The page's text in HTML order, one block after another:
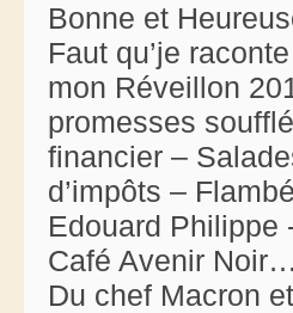
Bonne et
Faut qu’je
mon Réveillon
promesses
financier –
d’impôts –
Edouard Philippe
Café Avenir Noir…
Du chef Macron